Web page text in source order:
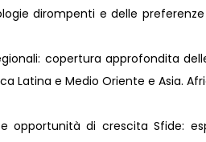
dirompenti e delle
copertura approfondita
Latina e Medio Oriente e Asia.
opportunità di crescita Sfide: